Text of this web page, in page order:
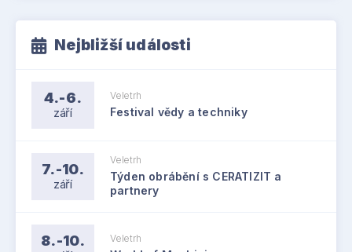
Nejbližší události
4.-6.
září
Veletrh
Festival vědy a techniky
7.-10.
září
Veletrh
Týden obrábění s CERATIZIT a
partnery
8.-10. Veletrh